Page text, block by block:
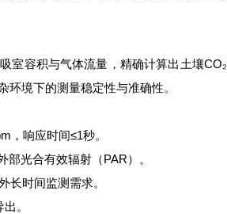
室容积与气体流量，精确计算出土壤
境下的测量稳定性与准确性。
，响应时间≤1秒。
光合有效辐射（PAR）。
长时间监测需求。
。